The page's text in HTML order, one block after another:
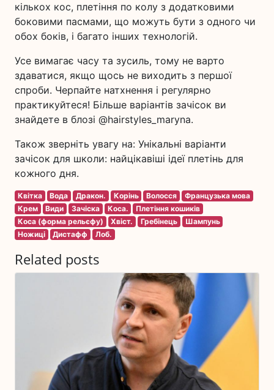
кількох кос, плетіння по колу з додатковими
боковими пасмами, що можуть бути з одного чи
обох боків, і багато інших технологій.
Усе вимагає часу та зусиль, тому не варто
здаватися, якщо щось не виходить з першої
спроби. Черпайте натхнення і регулярно
практикуйтеся! Більше варіантів зачісок ви
знайдете в блозі @hairstyles_maryna.
Також зверніть увагу на: Унікальні варіанти
зачісок для школи: найцікавіші ідеї плетінь для
кожного дня.
Квітка Вода Дракон. Корінь Волосся
Французька мова
Крем
Види Зачіска Коса.
Плетіння кошиків
Коса (форма рельєфу)
Хвіст. Гребінець
Шампунь
Ножиці
Дистафф Лоб.
Related posts